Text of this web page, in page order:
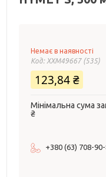
Немає в наявності
Код: XXM49667 (535)
123,84 ₴
Мінімальна сума
₴
+380 (63) 708-